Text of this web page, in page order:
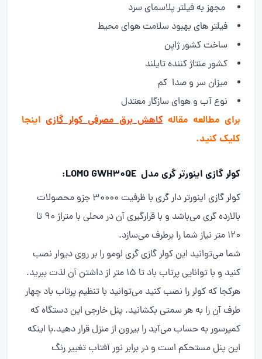
مجهز به فیلتر پلاسمای سرد
فیلتر های بهبود سلامت هوای محیط
ساخت کشور ژاپن
کشور منتاژ کننده تایلند
میزان سر و صدا کم
نوع آب و هوای سازگار معتدل
برای مطالعه مقالهکاهش برق مصرفی کولر گازیاینجا
کلیک کنید.
کولر گازی اینورتر گری مدل LOMO GWH30QE:
کولر گازی اینورتر دار گری با ظرفیت ۳۰۰۰۰ جزو محصولات
بالارده گری می‌باشد و با قرارگیری آن در محلی با متراژ ۹۰ تا
۱۲۰ متر نیاز شما را برطرف می‌سازد.
شما می‌توانید این کولر گازی گری لومو را بر روی دیوار نصب
کنید و با توانایی پرتاب باد تا ۱۵ متر از داشتن آن لذت ببرید.
هرکجا که کولر را نصب کنید می‌توانید با تنظیم پرتاب باد چهار
طرف آن را به هر سمتی بکشانید. پنل خارجی این دستگاه که
کمپرسور به حساب می‌آید را بیرون از منزل قرار دهید.با اینکه
این پنل مستحکم است و در برابر نور آفتاب تغییر رنگ